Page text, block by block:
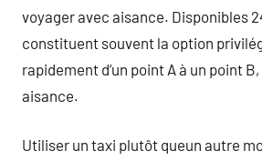
voyager avec aisance. Disponibles
constituent souvent la option
rapidement d’un point A à un point
aisance.
Utiliser un taxi plutôt queun autre